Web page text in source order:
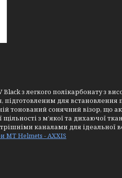
з легкого полікарбонату з
підготовленим для встановлення
тонований сонячний візор, що
з м’якої та дихаючої
каналами для ідеальної
MT Helmets - AXXIS